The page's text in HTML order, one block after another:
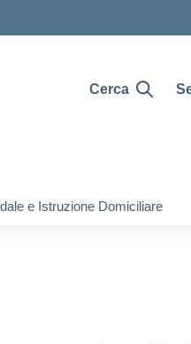
Cerca
e Istruzione Domiciliare